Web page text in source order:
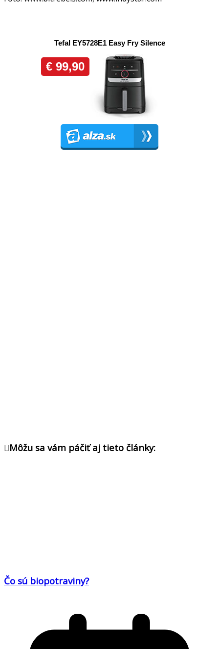
Môžu sa vám páčiť aj tieto články:
Čo sú biopotraviny?